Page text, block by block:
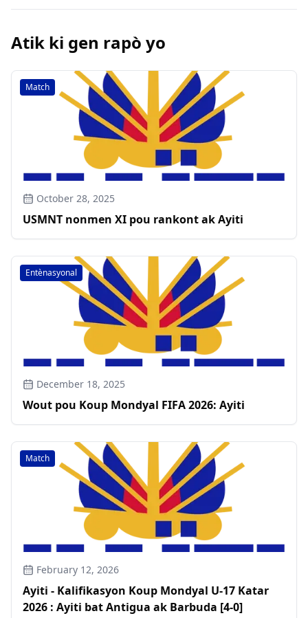
Atik ki gen rapò yo
Match
October 28, 2025
USMNT nonmen XI pou rankont ak Ayiti
Entènasyonal
December 18, 2025
Wout pou Koup Mondyal FIFA 2026: Ayiti
Match
February 12, 2026
Ayiti - Kalifikasyon Koup Mondyal U-17 Katar
2026 : Ayiti bat Antigua ak Barbuda [4-0]